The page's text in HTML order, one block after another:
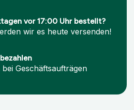
vor 17:00 Uhr bestellt?
wir es heute versenden!
Geschäftsaufträgen